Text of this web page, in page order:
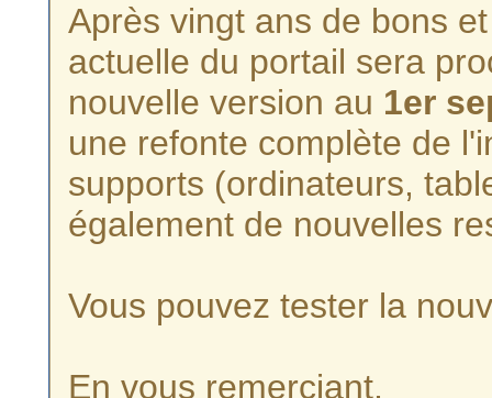
Après vingt ans de bons
actuelle du portail sera
nouvelle version au 1er
une refonte complète de
supports (ordinateurs,
également de nouvelles
Vous pouvez tester la
En vous remerciant,